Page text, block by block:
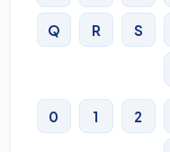
Q R S
0 1 2